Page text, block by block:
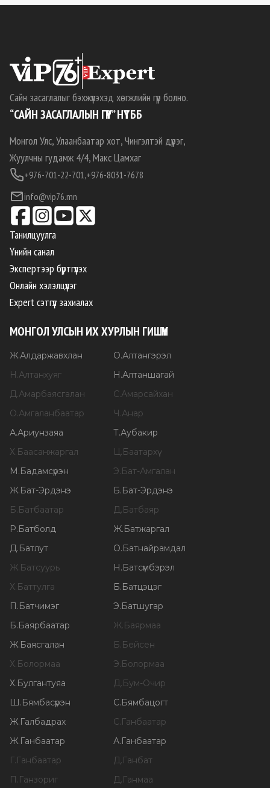
Сайн засаглалыг бэхжүүлэхэд хөгжлийн гүүр болно.
“САЙН ЗАСАГЛАЛЫН ГҮҮР” НҮТББ
Монгол Улс, Улаанбаатар хот, Чингэлтэй дүүрэг,
Жуулчны гудамж 4/4, Макс Цамхаг
+976-701-22-701,+976-8031-7678
info@vip76.mn
Танилцуулга
Үнийн санал
Экспертээр бүртгүүлэх
Онлайн хэлэлцүүлэг
Expert сэтгүүл захиалах
МОНГОЛ УЛСЫН ИХ ХУРЛЫН ГИШҮҮН
Ж.Алдаржавхлан О.Алтангэрэл
Н.Алтанхуяг Н.Алтаншагай
Д.Амарбаясгалан С.Амарсайхан
О.Амгаланбаатар Ч.Анар
А.Ариунзаяа Т.Аубакир
Х.Баасанжаргал Ц.Баатархүү
М.Бадамсүрэн Э.Бат-Амгалан
Ж.Бат-Эрдэнэ Б.Бат-Эрдэнэ
Б.Батбаатар Д.Батбаяр
Р.Батболд Ж.Батжаргал
Д.Батлут О.Батнайрамдал
Ж.Батсуурь Н.Батсүмбэрэл
Х.Баттулга Б.Батцэцэг
П.Батчимэг Э.Батшугар
Б.Баярбаатар Ж.Баярмаа
Ж.Баясгалан Б.Бейсен
Х.Болормаа Э.Болормаа
Х.Булгантуяа Д.Бум-Очир
Ш.Бямбасүрэн С.Бямбацогт
Ж.Галбадрах С.Ганбаатар
Ж.Ганбаатар А.Ганбаатар
Г.Ганбаатар Д.Ганбат
П.Ганзориг Д.Ганмаа